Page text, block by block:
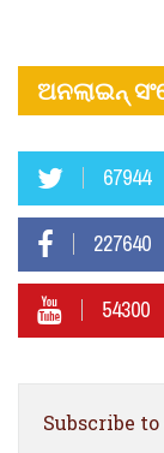
ଅନଲାଇନ୍
67944
227640
54300
Subscribe